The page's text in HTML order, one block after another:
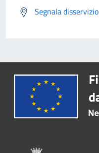
Segnala disservizio